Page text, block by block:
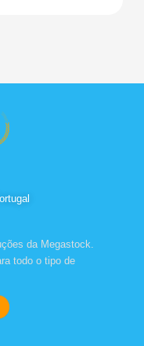
da Megastock.
todo o tipo de